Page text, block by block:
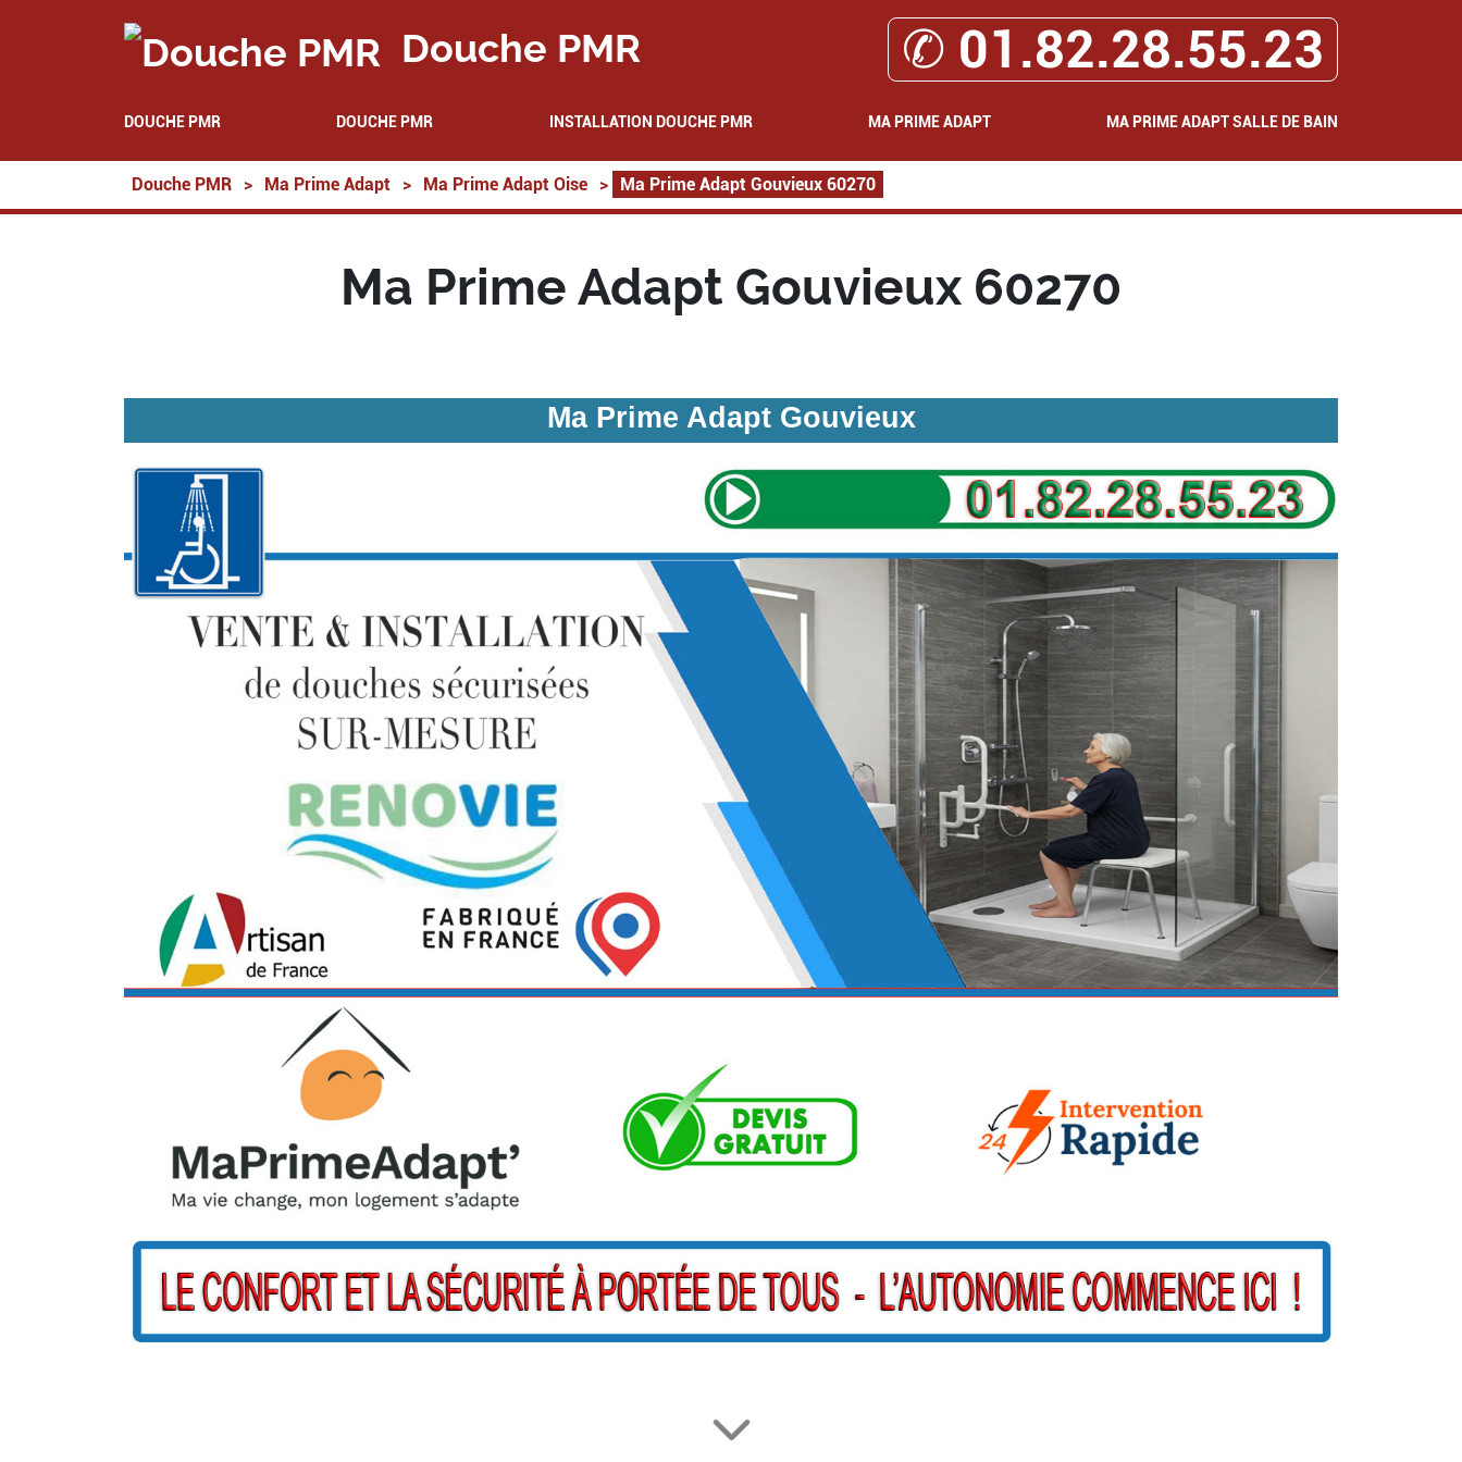
Douche PMR ✆ 01.82.28.55.23
DOUCHE PMR DOUCHE PMR INSTALLATION DOUCHE PMR MA PRIME ADAPT MA PRIME ADAPT SALLE DE BAIN
Douche PMR > Ma Prime Adapt > Ma Prime Adapt Oise > Ma Prime Adapt Gouvieux 60270
Ma Prime Adapt Gouvieux 60270
Ma Prime Adapt Gouvieux